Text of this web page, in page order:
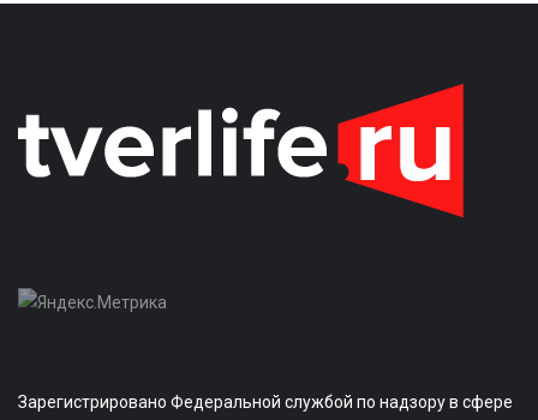
Зарегистрировано Федеральной службой по надзору в сфере